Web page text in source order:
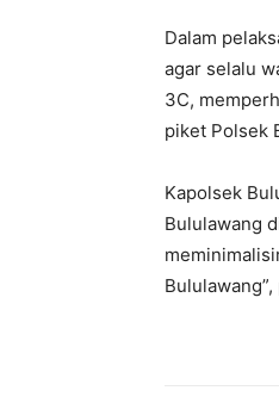
Dalam
agar selalu
3C,
piket Polsek
Kapolsek
Bululawang